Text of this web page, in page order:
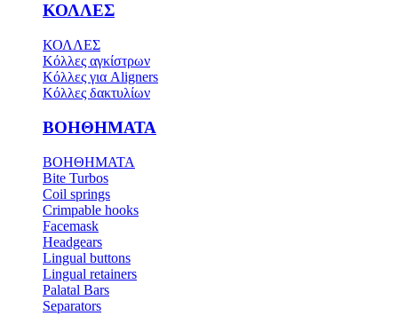
ΚΟΛΛΕΣ
ΚΟΛΛΕΣ
Κόλλες αγκίστρων
Κόλλες για Aligners
Κόλλες δακτυλίων
ΒΟΗΘΗΜΑΤΑ
ΒΟΗΘΗΜΑΤΑ
Bite Turbos
Coil springs
Crimpable hooks
Facemask
Headgears
Lingual buttons
Lingual retainers
Palatal Bars
Separators